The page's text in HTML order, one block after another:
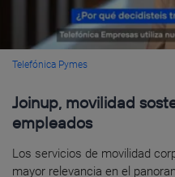
Telefónica Pymes
Joinup, movilidad
empleados
Los servicios de movilidad
mayor relevancia en el